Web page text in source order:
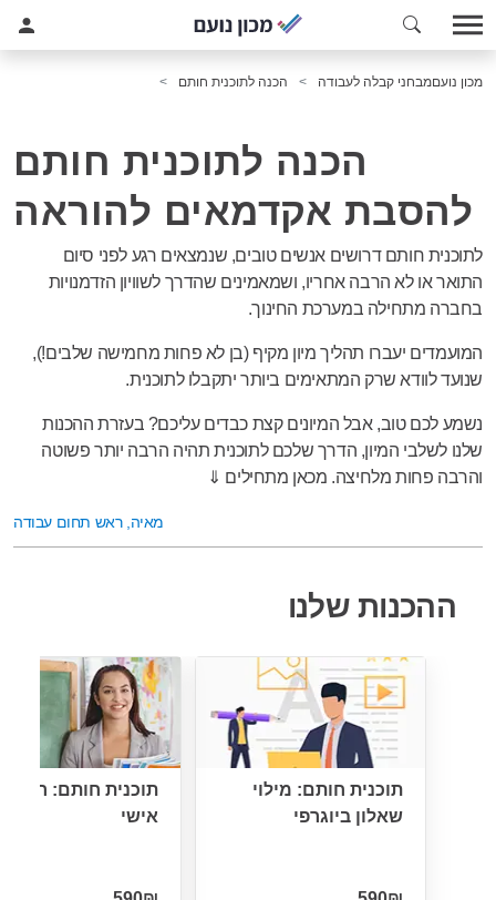
מכון נועםמבחני קבלה לעבודה הכנה לתוכנית חותם
הכנה לתוכנית חותם
להסבת אקדמאים להוראה
לתוכנית חותם דרושים אנשים טובים, שנמצאים רגע לפני סיום
התואר או לא הרבה אחריו, ושמאמינים שהדרך לשוויון הזדמנויות
בחברה מתחילה במערכת החינוך.
המועמדים יעברו תהליך מיון מקיף (בן לא פחות מחמישה שלבים!),
שנועד לוודא שרק המתאימים ביותר יתקבלו לתוכנית.
נשמע לכם טוב, אבל המיונים קצת כבדים עליכם? בעזרת ההכנות
שלנו לשלבי המיון, הדרך שלכם לתוכנית תהיה הרבה יותר פשוטה
והרבה פחות מלחיצה. מכאן מתחילים ⇓
מאיה, ראש תחום עבודה
ההכנות שלנו
תוכנית חותם: מילוי
שאלון ביוגרפי
תוכנית חותם: ריאיון
אישי